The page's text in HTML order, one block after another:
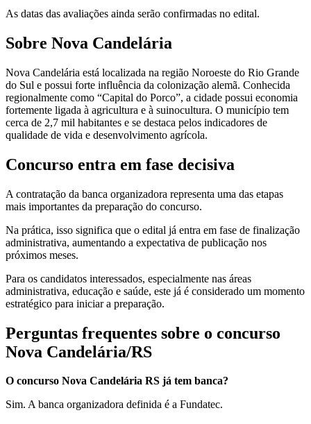
As datas das avaliações ainda serão confirmadas no edital.
Sobre Nova Candelária
Nova Candelária está localizada na região Noroeste do Rio Grande
do Sul e possui forte influência da colonização alemã. Conhecida
regionalmente como “Capital do Porco”, a cidade possui economia
fortemente ligada à agricultura e à suinocultura. O município tem
cerca de 2,7 mil habitantes e se destaca pelos indicadores de
qualidade de vida e desenvolvimento agrícola.
Concurso entra em fase decisiva
A contratação da banca organizadora representa uma das etapas
mais importantes da preparação do concurso.
Na prática, isso significa que o edital já entra em fase de finalização
administrativa, aumentando a expectativa de publicação nos
próximos meses.
Para os candidatos interessados, especialmente nas áreas
administrativa, educação e saúde, este já é considerado um momento
estratégico para iniciar a preparação.
Perguntas frequentes sobre o concurso
Nova Candelária/RS
O concurso Nova Candelária RS já tem banca?
Sim. A banca organizadora definida é a Fundatec.